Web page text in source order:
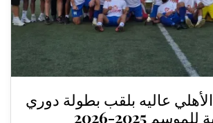
الأهلي عاليه بلقب بطولة دوري
2025-2026